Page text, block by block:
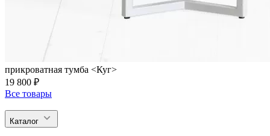
прикроватная тумба <Куг>
19 800 ₽
Все товары
Каталог